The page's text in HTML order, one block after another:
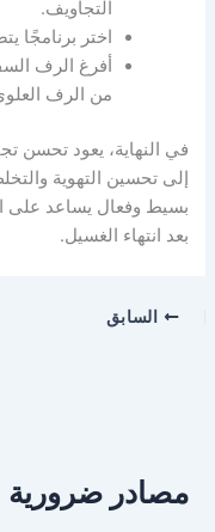
التجاويف.
اختر برنامجًا
أفرغ الرف
من الرف
في النهاية، يعود تحسن
إلى تحسين التهوية
بسيط وفعال يساعد على
بعد انتهاء الغسيل.
السابق
مصادر ضرورية